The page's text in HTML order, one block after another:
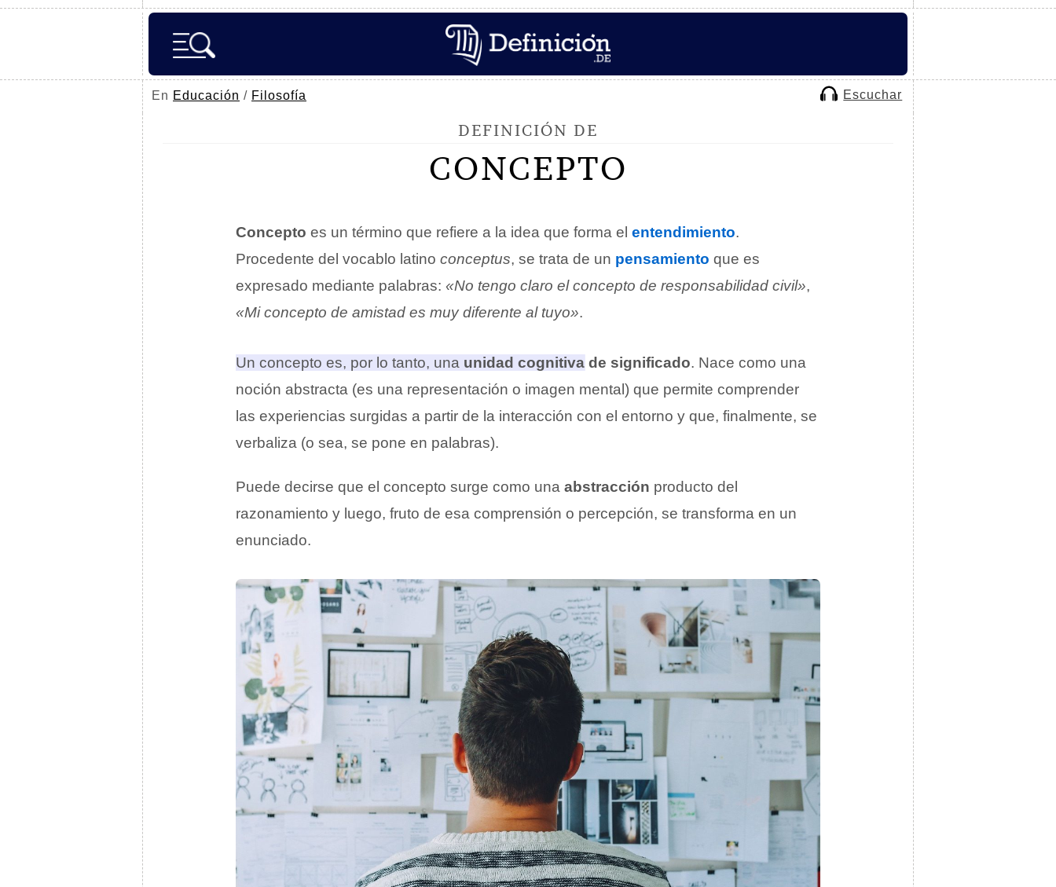
En Educación / Filosofía Escuchar
DEFINICIÓN DE
CONCEPTO
Concepto es un término que refiere a la idea que forma el entendimiento.
Procedente del vocablo latino conceptus, se trata de un pensamiento que es
expresado mediante palabras: «No tengo claro el concepto de responsabilidad civil»,
«Mi concepto de amistad es muy diferente al tuyo».
Un concepto es, por lo tanto, una unidad cognitiva de significado. Nace como una
noción abstracta (es una representación o imagen mental) que permite comprender
las experiencias surgidas a partir de la interacción con el entorno y que, finalmente, se
verbaliza (o sea, se pone en palabras).
Puede decirse que el concepto surge como una abstracción producto del
razonamiento y luego, fruto de esa comprensión o percepción, se transforma en un
enunciado.